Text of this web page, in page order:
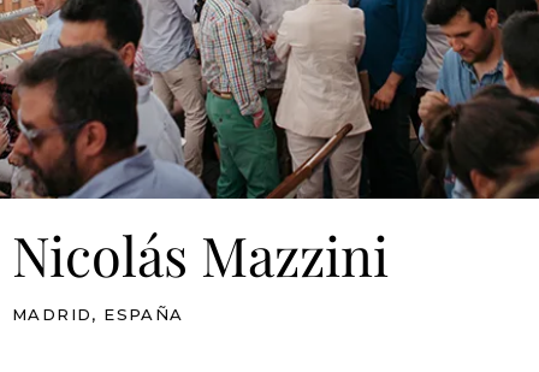
Nicolás Mazzini
MADRID, ESPAÑA